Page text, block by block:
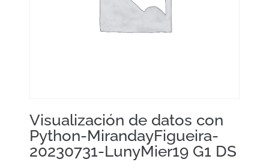
Visualización de datos con
Python-MirandayFigueira-
20230731-LunyMier19 G1 DS